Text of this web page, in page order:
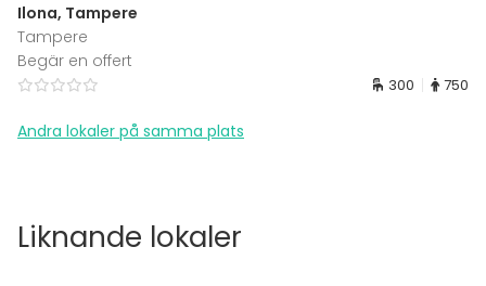
Ilona, Tampere
Tampere
Begär en offert
300 750
Andra lokaler på samma plats
Liknande lokaler